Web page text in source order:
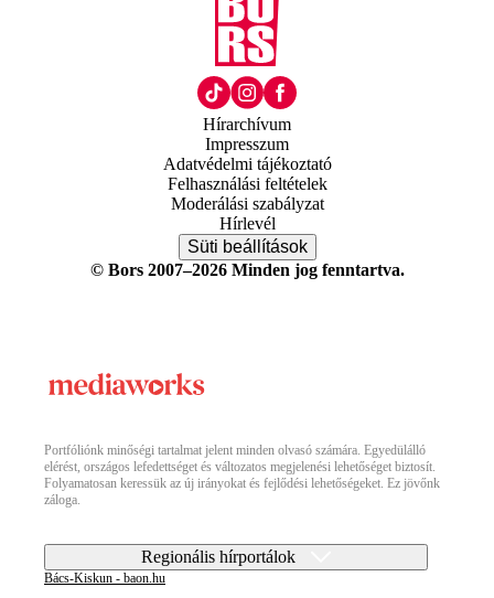
Hírarchívum
Impresszum
Adatvédelmi tájékoztató
Felhasználási feltételek
Moderálási szabályzat
Hírlevél
Süti beállítások
© Bors 2007–2026 Minden jog fenntartva.
Portfóliónk minőségi tartalmat jelent minden olvasó számára. Egyedülálló
elérést, országos lefedettséget és változatos megjelenési lehetőséget biztosít.
Folyamatosan keressük az új irányokat és fejlődési lehetőségeket. Ez jövőnk
záloga.
Regionális hírportálok
Bács-Kiskun - baon.hu